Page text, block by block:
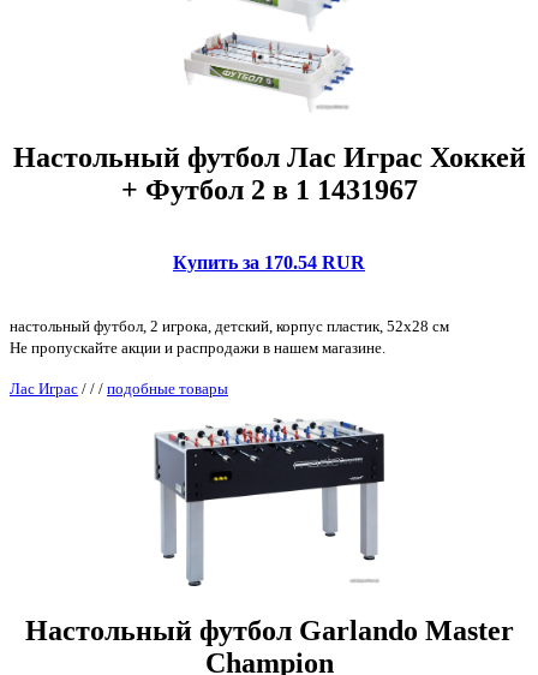
Настольный футбол Лас Играс Хоккей
+ Футбол 2 в 1 1431967
Купить за 170.54 RUR
настольный футбол, 2 игрока, детский, корпус пластик, 52x28 см
Не пропускайте акции и распродажи в нашем магазине.
Лас Играс / / / подобные товары
Настольный футбол Garlando Master
Champion